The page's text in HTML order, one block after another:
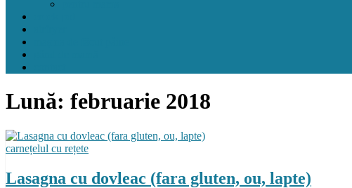
Lună: februarie 2018
carnețelul cu rețete
Lasagna cu dovleac (fara gluten, ou, lapte)